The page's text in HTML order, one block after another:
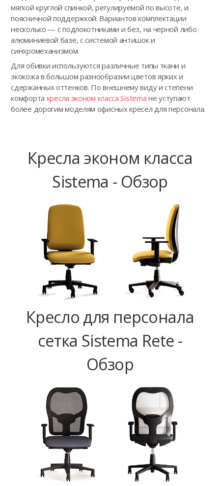
мягкой круглой спинкой, регулируемой по высоте, и
поясничной поддержкой. Вариантов комплектации
несколько — с подлокотниками и без, на черной либо
алюминиевой базе, с системой антишок и
синхромеханизмом.
Для обивки используются различные типы ткани и
экокожа в большом разнообразии цветов ярких и
сдержанных оттенков. По внешнему виду и степени
комфорта кресла эконом класса Sistema не уступают
более дорогим моделям офисных кресел для персонала.
Кресла эконом класса
Sistema - Обзор
Кресло для персонала
сетка Sistema Rete -
Обзор